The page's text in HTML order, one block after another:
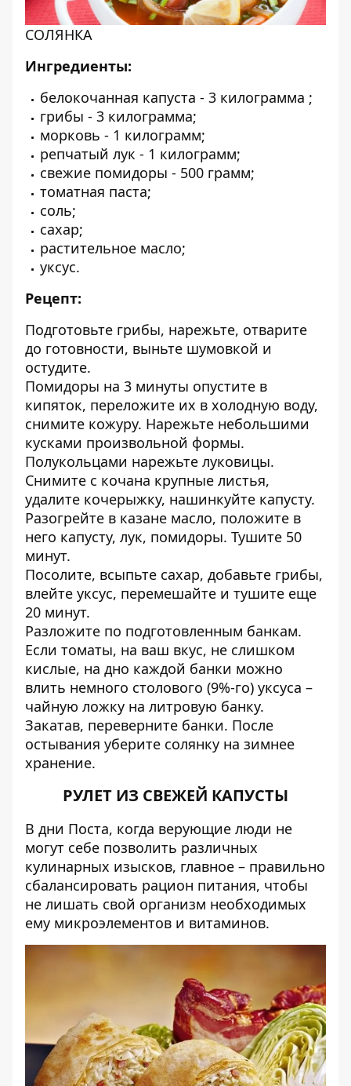
СОЛЯНКА
Ингредиенты:
белокочанная капуста - 3 килограмма ;
грибы - 3 килограмма;
морковь - 1 килограмм;
репчатый лук - 1 килограмм;
свежие помидоры - 500 грамм;
томатная паста;
соль;
сахар;
растительное масло;
уксус.
Рецепт:
Подготовьте грибы, нарежьте, отварите
до готовности, выньте шумовкой и
остудите.
Помидоры на 3 минуты опустите в
кипяток, переложите их в холодную воду,
снимите кожуру. Нарежьте небольшими
кусками произвольной формы.
Полукольцами нарежьте луковицы.
Снимите с кочана крупные листья,
удалите кочерыжку, нашинкуйте капусту.
Разогрейте в казане масло, положите в
него капусту, лук, помидоры. Тушите 50
минут.
Посолите, всыпьте сахар, добавьте грибы,
влейте уксус, перемешайте и тушите еще
20 минут.
Разложите по подготовленным банкам.
Если томаты, на ваш вкус, не слишком
кислые, на дно каждой банки можно
влить немного столового (9%-го) уксуса –
чайную ложку на литровую банку.
Закатав, переверните банки. После
остывания уберите солянку на зимнее
хранение.
РУЛЕТ ИЗ СВЕЖЕЙ КАПУСТЫ
В дни Поста, когда верующие люди не
могут себе позволить различных
кулинарных изысков, главное – правильно
сбалансировать рацион питания, чтобы
не лишать свой организм необходимых
ему микроэлементов и витаминов.